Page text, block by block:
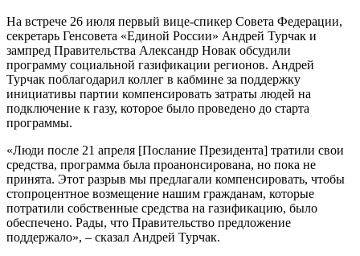
На встрече 26 июля первый вице-спикер Совета Федерации,
секретарь Генсовета «Единой России» Андрей Турчак и
зампред Правительства Александр Новак обсудили
программу социальной газификации регионов. Андрей
Турчак поблагодарил коллег в кабмине за поддержку
инициативы партии компенсировать затраты людей на
подключение к газу, которое было проведено до старта
программы.
«Люди после 21 апреля [Послание Президента] тратили свои
средства, программа была проанонсирована, но пока не
принята. Этот разрыв мы предлагали компенсировать, чтобы
стопроцентное возмещение нашим гражданам, которые
потратили собственные средства на газификацию, было
обеспечено. Рады, что Правительство предложение
поддержало», – сказал Андрей Турчак.